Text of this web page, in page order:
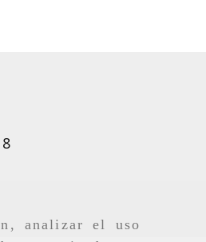
analizar el uso